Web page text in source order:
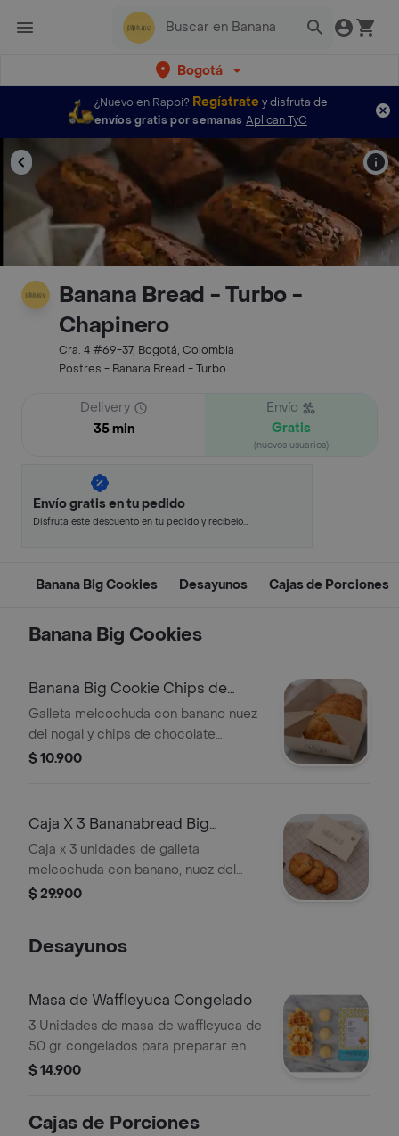
Bogotá
¿Nuevo en Rappi? Regístratey disfruta de
envíos gratis por semanas Aplican TyC
Banana Bread - Turbo -
Chapinero
Cra. 4 #69-37, Bogotá, Colombia
Postres - Banana Bread - Turbo
Delivery
35 min
Envío
Gratis
(nuevos usuarios)
Envío gratis en tu pedido
Disfruta este descuento en tu pedido y recíbelo
Banana Big Cookies Desayunos Cajas de Porciones
Banana Big Cookies
Banana Big Cookie Chips de
Chocolate
Galleta melcochuda con banano nuez
del nogal y chips de chocolate
amargo. Tiene harina de trigo y azúcar
$ 10.900
Caja X 3 Bananabread Big
Cookies
Caja x 3 unidades de galleta
melcochuda con banano, nuez del
nogal y chips de chocolate 55%
$ 29.900
Desayunos
Masa de Waffleyuca Congelado
3 Unidades de masa de waffleyuca de
50 gr congelados para preparar en
casa. se pueden preparar en waflera
$ 14.900
Cajas de Porciones